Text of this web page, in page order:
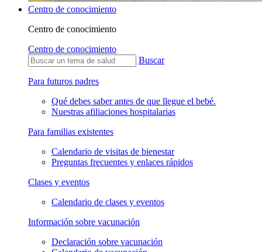
Centro de conocimiento
Centro de conocimiento
Centro de conocimiento
Buscar
Para futuros padres
Qué debes saber antes de que llegue el bebé.
Nuestras afiliaciones hospitalarias
Para familias existentes
Calendario de visitas de bienestar
Preguntas frecuentes y enlaces rápidos
Clases y eventos
Calendario de clases y eventos
Información sobre vacunación
Declaración sobre vacunación